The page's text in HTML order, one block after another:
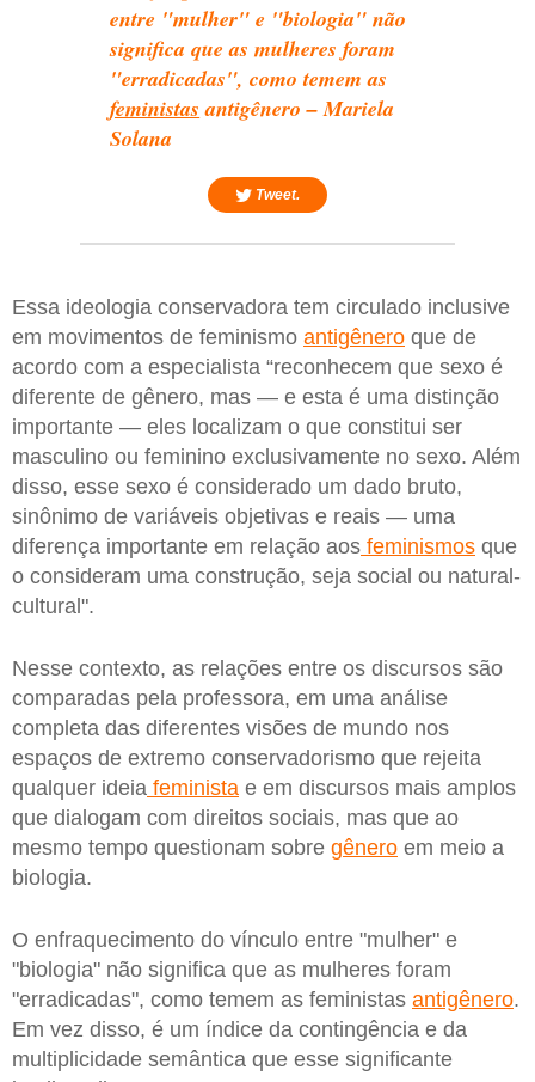
entre "mulher" e "biologia" não
significa que as mulheres foram
"erradicadas", como temem as
feministas antigênero – Mariela
Solana
Tweet.
Essa ideologia conservadora tem circulado inclusive
em movimentos de feminismo antigênero que de
acordo com a especialista “reconhecem que sexo é
diferente de gênero, mas — e esta é uma distinção
importante — eles localizam o que constitui ser
masculino ou feminino exclusivamente no sexo. Além
disso, esse sexo é considerado um dado bruto,
sinônimo de variáveis objetivas e reais — uma
diferença importante em relação aos feminismos que
o consideram uma construção, seja social ou natural-
cultural".
Nesse contexto, as relações entre os discursos são
comparadas pela professora, em uma análise
completa das diferentes visões de mundo nos
espaços de extremo conservadorismo que rejeita
qualquer ideia feminista e em discursos mais amplos
que dialogam com direitos sociais, mas que ao
mesmo tempo questionam sobre gênero em meio a
biologia.
O enfraquecimento do vínculo entre "mulher" e
"biologia" não significa que as mulheres foram
"erradicadas", como temem as feministas antigênero.
Em vez disso, é um índice da contingência e da
multiplicidade semântica que esse significante